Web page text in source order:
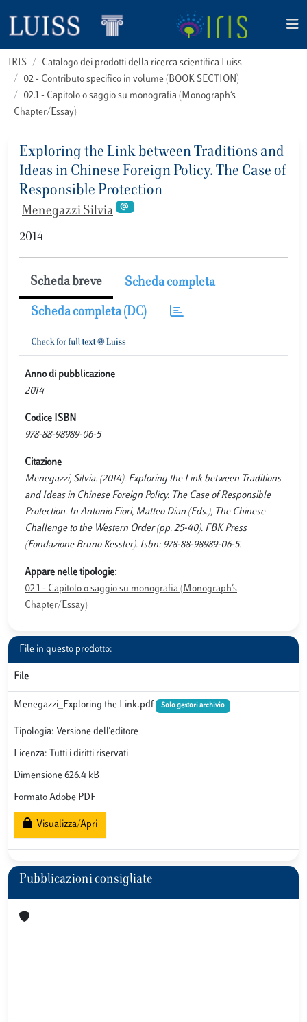
IRIS
Catalogo dei prodotti della ricerca scientifica Luiss
02 - Contributo specifico in volume (BOOK SECTION)
02.1 - Capitolo o saggio su monografia (Monograph’s
Chapter/Essay)
Exploring the Link between Traditions and
Ideas in Chinese Foreign Policy. The Case of
Responsible Protection
Menegazzi Silvia
2014
Scheda breve Scheda completa
Scheda completa (DC)
Anno di pubblicazione
2014
Codice ISBN
978-88-98989-06-5
Citazione
Menegazzi, Silvia. (2014). Exploring the Link between Traditions
and Ideas in Chinese Foreign Policy. The Case of Responsible
Protection. In Antonio Fiori, Matteo Dian (Eds.), The Chinese
Challenge to the Western Order (pp. 25-40). FBK Press
(Fondazione Bruno Kessler). Isbn: 978-88-98989-06-5.
Appare nelle tipologie:
02.1 - Capitolo o saggio su monografia (Monograph’s
Chapter/Essay)
File in questo prodotto:
File
Menegazzi_Exploring the Link.pdf Solo gestori archivio
Tipologia: Versione dell'editore
Licenza: Tutti i diritti riservati
Dimensione 626.4 kB
Formato Adobe PDF
Visualizza/Apri
Pubblicazioni consigliate